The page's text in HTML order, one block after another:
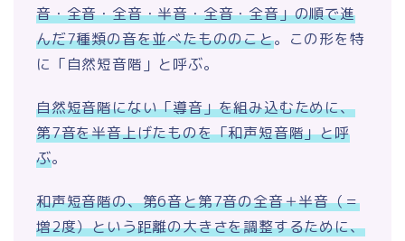
音・全音・全音・半音・全音・全音」の順で進
んだ7種類の音を並べたもののこと。この形を特
に「自然短音階」と呼ぶ。
自然短音階にない「導音」を組み込むために、
第7音を半音上げたものを「和声短音階」と呼
ぶ。
和声短音階の、第6音と第7音の全音＋半音（＝
増2度）という距離の大きさを調整するために、